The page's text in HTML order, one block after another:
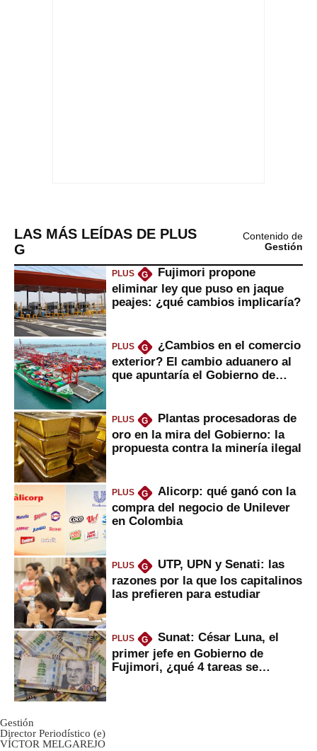
LAS MÁS LEÍDAS DE PLUS
G
Contenido de
Gestión
PLUS G
Fujimori propone
eliminar ley que puso en jaque
peajes: ¿qué cambios implicaría?
PLUS G
¿Cambios en el comercio
exterior? El cambio aduanero al
que apuntaría el Gobierno de
PLUS G
Plantas procesadoras de
oro en la mira del Gobierno: la
propuesta contra la minería ilegal
PLUS G
Alicorp: qué ganó con la
compra del negocio de Unilever
en Colombia
PLUS G
UTP, UPN y Senati: las
razones por la que los capitalinos
las prefieren para estudiar
PLUS G
Sunat: César Luna, el
primer jefe en Gobierno de
Fujimori, ¿qué 4 tareas se
Gestión
Director Periodístico (e)
VÍCTOR MELGAREJO